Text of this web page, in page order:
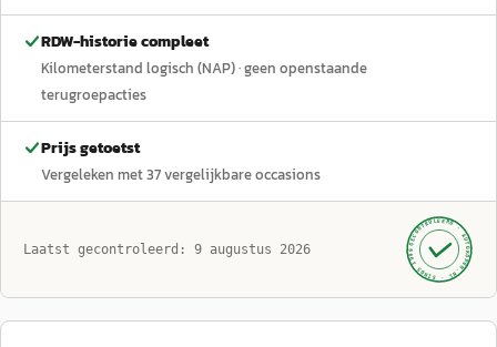
RDW-historie compleet
Kilometerstand logisch (NAP)· geen openstaande
terugroepacties
Prijs getoetst
Vergeleken met37vergelijkbare occasions
Laatst gecontroleerd: 9 augustus 2026 GECONTROLEERD ·
AUTOKOPEN.NL
· SINDS 1999 ·